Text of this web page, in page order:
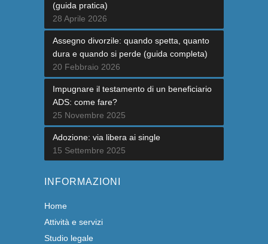
(guida pratica)
28 Aprile 2026
Assegno divorzile: quando spetta, quanto
dura e quando si perde (guida completa)
20 Febbraio 2026
Impugnare il testamento di un beneficiario
ADS: come fare?
25 Novembre 2025
Adozione: via libera ai single
15 Settembre 2025
INFORMAZIONI
Home
Attività e servizi
Studio legale